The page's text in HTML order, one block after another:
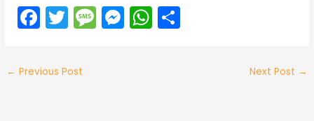
F
a
c
e
T
w
itt
er
M
e
M
e
W
h
← Previous Post Next Post →